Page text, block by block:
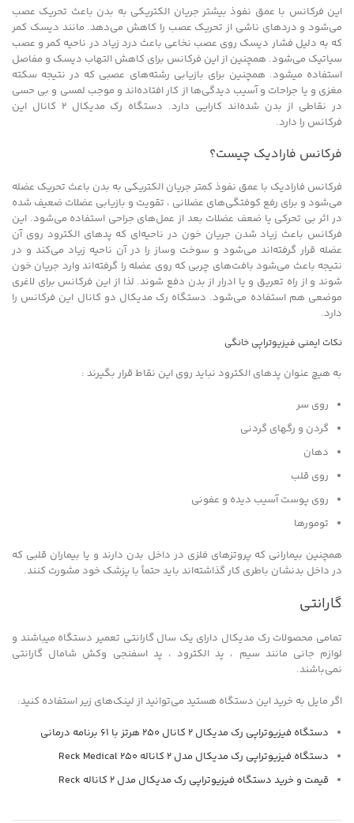
این فرکانس با عمق نفوذ بیشتر جریان الکتریکی به بدن باعث تحریک عصب
می‌شود و دردهای ناشی از تحریک عصب را کاهش می‌دهد. مانند دیسک کمر
که به دلیل فشار دیسک روی عصب نخاعی باعث درد زیاد در ناحیه کمر و عصب
سیاتیک می‌شود. همچنین از این فرکانس برای کاهش التهاب دیسک و مفاصل
استفاده میشود. همچنین برای بازیابی رشته‌های عصبی که در نتیجه سکته
مغزی و یا جراحات و آسیب دیدگی‌ها از کار افتاده‌اند و موجب لمسی و بی حسی
در نقاطی از بدن شده‌اند کارایی دارد. دستگاه رک مدیکال 2 کانال این
فرکانس را دارد.
فرکانس فارادیک چیست؟
فرکانس فارادیک با عمق نفوذ کمتر جریان الکتریکی به بدن باعث تحریک عضله
می‌شود و برای رفع کوفتگی‌های عضلانی ، تقویت و بازیابی عضلات ضعیف شده
در اثر بی تحرکی یا ضعف عضلات بعد از عمل‌های جراحی استفاده می‌شود. این
فرکانس باعث زیاد شدن جریان خون در ناحیه‌ای که پدهای الکترود روی آن
عضله قرار گرفته‌اند می‌شود و سوخت وساز را در آن ناحیه زیاد می‌کند و در
نتیجه باعث می‌شود بافت‌های چربی که روی عضله را گرفته‌اند وارد جریان خون
شوند و از راه تعریق و یا ادرار از بدن دفع شوند. لذا از این فرکانس برای لاغری
موضعی هم استفاده می‌شود. دستگاه رک مدیکال دو کانال این فرکانس را
دارد.
نکات ایمنی فیزیوتراپی خانگی
به هیچ عنوان پدهای الکترود نباید روی این نقاط قرار بگیرند :
روی سر
گردن و رگهای گردنی
دهان
روی قلب
روی پوست آسیب دیده و عفونی
تومورها
همچنین بیمارانی که پروتزهای فلزی در داخل بدن دارند و یا بیماران قلبی که
در داخل بدنشان باطری کار گذاشته‌اند باید حتماً با پزشک خود مشورت کنند.
گارانتی
تمامی محصولات رک مدیکال دارای یک سال گارانتی تعمیر دستگاه میباشند و
لوازم جانی مانند سیم ، پد الکترود ، پد اسفنجی وکش شامال گارانتی
نمی‌باشند.
اگر مایل به خرید این دستگاه هستید می‌توانید از لینک‌های زیر استفاده کنید:
دستگاه فیزیوتراپی رک مدیکال 2 کانال 250 هرتز با 61 برنامه درمانی
دستگاه فیزیوتراپی رک مدیکال مدل 2 کاناله 250 Reck Medical
قیمت و خرید دستگاه فیزیوتراپی رک مدیکال مدل 2 کاناله Reck